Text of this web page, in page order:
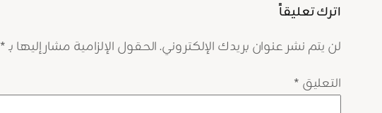
اترك تعليقاً
لن يتم نشر عنوان بريدك الإلكتروني.الحقول الإلزامية مشار إليها بـ*
التعليق*